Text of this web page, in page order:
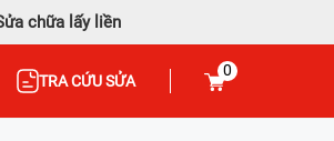
chữa lấy liền
TRA CỨU SỬA
0